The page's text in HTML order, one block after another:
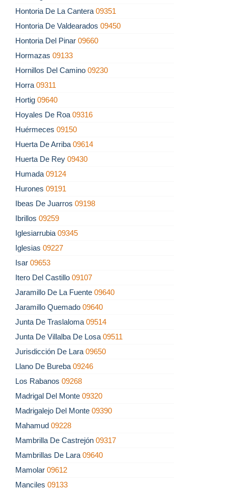
Hontoria De La Cantera 09351
Hontoria De Valdearados 09450
Hontoria Del Pinar 09660
Hormazas 09133
Hornillos Del Camino 09230
Horra 09311
Hortig 09640
Hoyales De Roa 09316
Huérmeces 09150
Huerta De Arriba 09614
Huerta De Rey 09430
Humada 09124
Hurones 09191
Ibeas De Juarros 09198
Ibrillos 09259
Iglesiarrubia 09345
Iglesias 09227
Isar 09653
Itero Del Castillo 09107
Jaramillo De La Fuente 09640
Jaramillo Quemado 09640
Junta De Traslaloma 09514
Junta De Villalba De Losa 09511
Jurisdicción De Lara 09650
Llano De Bureba 09246
Los Rabanos 09268
Madrigal Del Monte 09320
Madrigalejo Del Monte 09390
Mahamud 09228
Mambrilla De Castrejón 09317
Mambrillas De Lara 09640
Mamolar 09612
Manciles 09133